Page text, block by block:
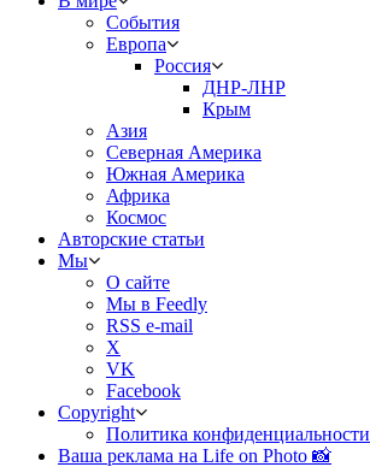
События
Европа
Россия
ДНР-ЛНР
Крым
Азия
Северная Америка
Южная Америка
Африка
Космос
Авторские статьи
Мы
О сайте
Мы в Feedly
RSS e-mail
X
VK
Facebook
Copyright
Политика конфиденциальности
Ваша реклама на Life on Photo 📸